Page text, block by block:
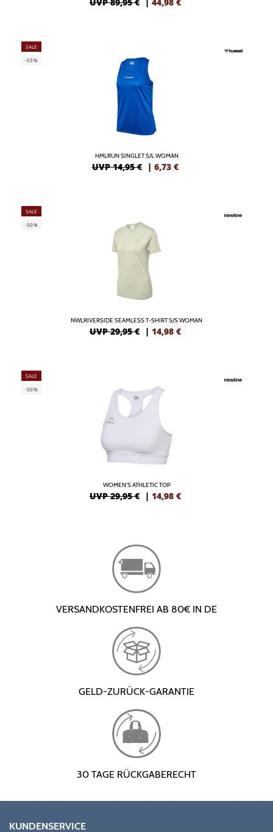
UVP 89,95 € 44,98 €
SALE
-55%
HMLRUN SINGLET S/L WOMAN
UVP 14,95 € | 6,73 €
SALE
-50%
NWLRIVERSIDE SEAMLESS T-SHIRT S/S WOMAN
UVP 29,95 € | 14,98 €
SALE
-50%
WOMEN'S ATHLETIC TOP
UVP 29,95 € | 14,98 €
VERSANDKOSTENFREI AB 80€ IN DE
GELD-ZURÜCK-GARANTIE
30 TAGE RÜCKGABERECHT
KUNDENSERVICE